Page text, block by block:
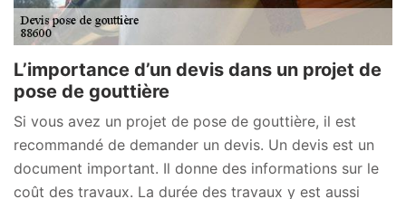
L’importance d’un devis dans un projet de
pose de gouttière
Si vous avez un projet de pose de gouttière, il est
recommandé de demander un devis. Un devis est un
document important. Il donne des informations sur le
coût des travaux. La durée des travaux y est aussi